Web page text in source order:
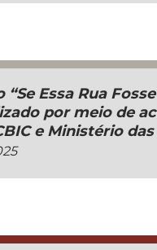
“Se Essa Rua
por meio de
e Ministério das